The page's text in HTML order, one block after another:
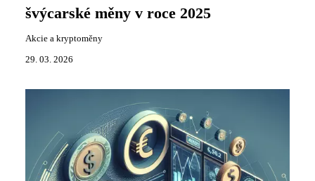
švýcarské měny v roce 2025
Akcie a kryptoměny
29. 03. 2026